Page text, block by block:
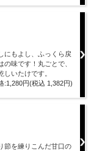
にもよし、ふっくら戻
味です！丸ごとで、
いたけです。
:1,280円(税込 1,382円)
節を練りこんだ甘口の